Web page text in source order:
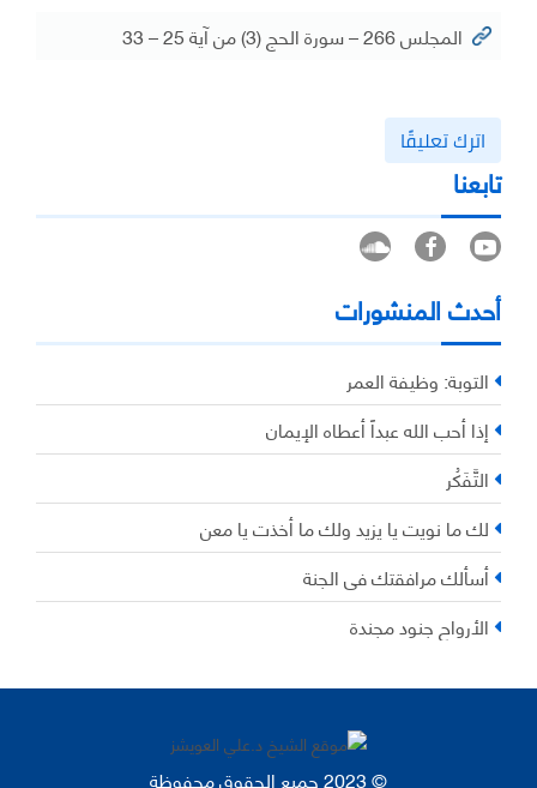
المجلس 266 – سورة الحج (3) من آية 25 – 33
اترك تعليقًا
تابعنا
أحدث المنشورات
التوبة: وظيفة العمر
إذا أحب الله عبداً أعطاه الإيمان
التَّفَكُر
لك ما نويت يا يزيد ولك ما أخذت يا معن
أسألك مرافقتك في الجنة
الأرواح جنود مجندة
© 2023 جميع الحقوق محفوظة